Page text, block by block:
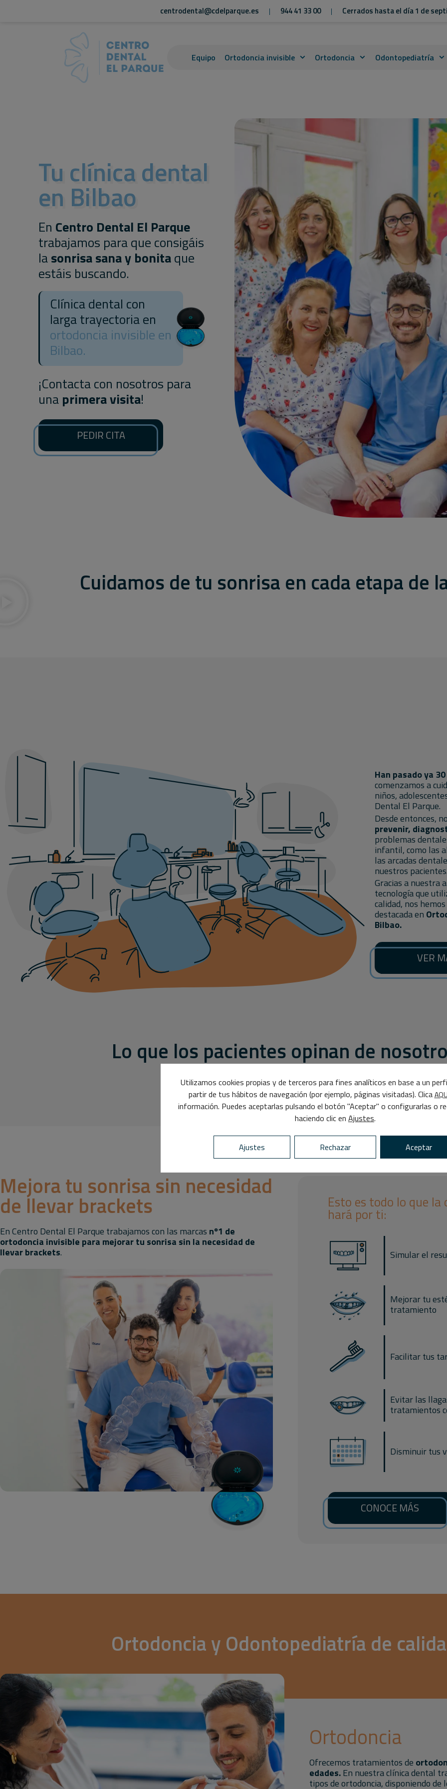
centrodental@cdelparque.es | 944 41 33 00 | Cerrados hasta el día 1 de
Equipo Ortodoncia invisible Ortodoncia Odontopediatría
Tu clínica dental
en Bilbao
En Centro Dental El Parque
trabajamos para que consigáis
lasonrisa sana y bonitaque
estáis buscando.
Clínica dental con
larga trayectoria en
ortodoncia invisible en
Bilbao.
¡Contacta con nosotros para
una primera visita!
PEDIR CITA
Cuidamos de tu sonrisa en cada etapa de
Han pasado ya
comenzamos a
niños,
Dental El Parque.
Desde entonces,
prevenir,
problemas
infantil, como las
las arcadas
nuestros
Gracias a nuestra
tecnología que
calidad, nos
destacada en
Bilbao.
VER
Lo que los pacientes opinan de
Mejora tu sonrisa sin necesidad
de llevar brackets
En Centro Dental El Parque trabajamos con las marcas nº1 de
ortodoncia invisible para mejorar tu sonrisa sin la necesidad de
llevar brackets.
Esto es todo lo que
hará por ti:
Simular el
Mejorar tu
tratamiento
Facilitar tus
Evitar las
tratamientos
Disminuir tus
CONOCE MÁS
Ortodoncia y Odontopediatría de
Ortodoncia
Ofrecemos tratamientos de
edades.En nuestra clínica dental
tipos de ortodoncia, disponiendo de
Utilizamos cookies propias y de terceros para fines analíticos en base a un
partir de tus hábitos de navegación (por ejemplo, páginas visitadas). Clica
información. Puedes aceptarlas pulsando el botón "Aceptar" o configurarlas o
haciendo clic en Ajustes.
Aceptar
Rechazar
Ajustes